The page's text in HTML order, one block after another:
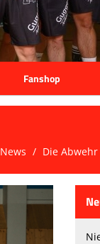
Fanshop
News Die